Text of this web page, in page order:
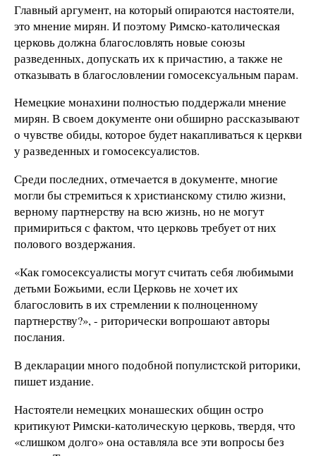
Главный аргумент, на который опираются настоятели,
это мнение мирян. И поэтому Римско-католическая
церковь должна благословлять новые союзы
разведенных, допускать их к причастию, а также не
отказывать в благословлении гомосексуальным парам.
Немецкие монахини полностью поддержали мнение
мирян. В своем документе они обширно рассказывают
о чувстве обиды, которое будет накапливаться к церкви
у разведенных и гомосексуалистов.
Среди последних, отмечается в документе, многие
могли бы стремиться к христианскому стилю жизни,
верному партнерству на всю жизнь, но не могут
примириться с фактом, что церковь требует от них
полового воздержания.
«Как гомосексуалисты могут считать себя любимыми
детьми Божьими, если Церковь не хочет их
благословить в их стремлении к полноценному
партнерству?», - риторически вопрошают авторы
послания.
В декларации много подобной популистской риторики,
пишет издание.
Настоятели немецких монашеских общин остро
критикуют Римски-католическую церковь, твердя, что
«слишком долго» она оставляла все эти вопросы без